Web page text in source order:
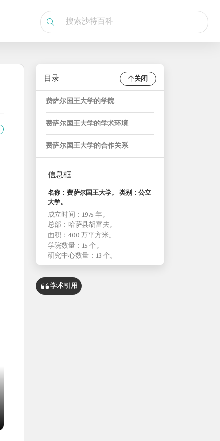
目录 关闭
费萨尔国王大学的学院
费萨尔国王大学的学术环境
费萨尔国王大学的合作关系
信息框
名称：费萨尔国王大学。 类别：公立
大学。
成立时间：1975 年。
总部：哈萨县胡富夫。
面积：400 万平方米。
学院数量：15 个。
研究中心数量：13 个。
学术引用